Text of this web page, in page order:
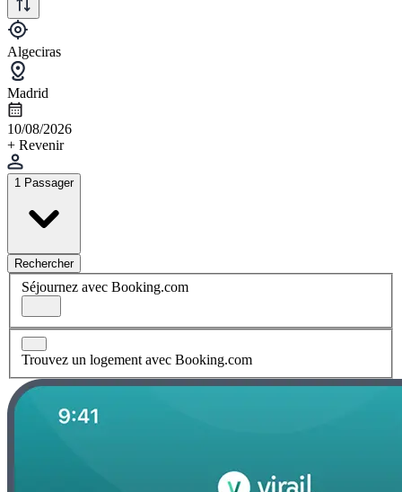
Algeciras
Madrid
10/08/2026
+ Revenir
1 Passager
Rechercher
Séjournez avec Booking.com
Trouvez un logement avec Booking.com